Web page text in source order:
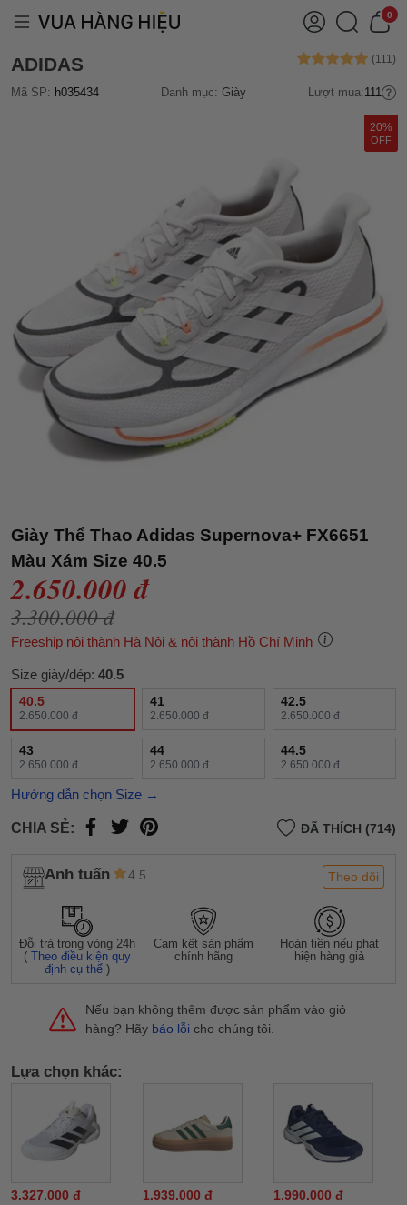
0
ADIDAS
Mã SP: h035434 Danh mục: Giày Lượt mua:111
20%
OFF
Giày Thể Thao Adidas Supernova+ FX6651
Màu Xám Size 40.5
2.650.000 đ
3.300.000 đ
Freeship nội thành Hà Nội & nội thành Hồ Chí Minh
Size giày/dép: 40.5
40.5
2.650.000 đ
41
2.650.000 đ
42.5
2.650.000 đ
43
2.650.000 đ
44
2.650.000 đ
44.5
2.650.000 đ
Hướng dẫn chọn Size →
CHIA SẺ: ĐÃ THÍCH (714)
Anh tuấn 4.5 Theo dõi
Đỗi trả trong vòng 24h
(Theo điều kiện quy
định cụ thể )
Cam kết sản phẩm
chính hãng
Hoàn tiền nếu phát
hiện hàng giả
Nếu bạn không thêm được sản phẩm vào giỏ
hàng? Hãy báo lỗi cho chúng tôi.
Lựa chọn khác:
3.327.000 đ 1.939.000 đ 1.990.000 đ